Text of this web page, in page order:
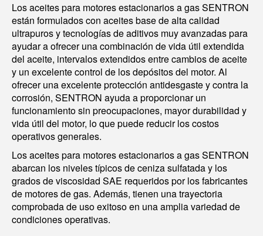
Los aceites para motores estacionarios a gas SENTRON
están formulados con aceites base de alta calidad
ultrapuros y tecnologías de aditivos muy avanzadas para
ayudar a ofrecer una combinación de vida útil extendida
del aceite, intervalos extendidos entre cambios de aceite
y un excelente control de los depósitos del motor. Al
ofrecer una excelente protección antidesgaste y contra la
corrosión, SENTRON ayuda a proporcionar un
funcionamiento sin preocupaciones, mayor durabilidad y
vida útil del motor, lo que puede reducir los costos
operativos generales.
Los aceites para motores estacionarios a gas SENTRON
abarcan los niveles típicos de ceniza sulfatada y los
grados de viscosidad SAE requeridos por los fabricantes
de motores de gas. Además, tienen una trayectoria
comprobada de uso exitoso en una amplia variedad de
condiciones operativas.